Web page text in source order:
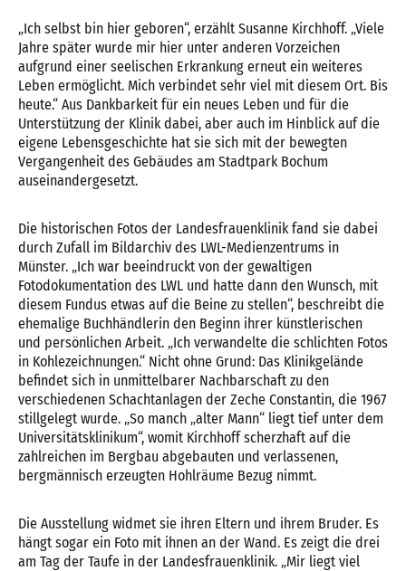
„Ich selbst bin hier geboren“, erzählt Susanne Kirchhoff. „Viele
Jahre später wurde mir hier unter anderen Vorzeichen
aufgrund einer seelischen Erkrankung erneut ein weiteres
Leben ermöglicht. Mich verbindet sehr viel mit diesem Ort. Bis
heute.“ Aus Dankbarkeit für ein neues Leben und für die
Unterstützung der Klinik dabei, aber auch im Hinblick auf die
eigene Lebensgeschichte hat sie sich mit der bewegten
Vergangenheit des Gebäudes am Stadtpark Bochum
auseinandergesetzt.
Die historischen Fotos der Landesfrauenklinik fand sie dabei
durch Zufall im Bildarchiv des LWL-Medienzentrums in
Münster. „Ich war beeindruckt von der gewaltigen
Fotodokumentation des LWL und hatte dann den Wunsch, mit
diesem Fundus etwas auf die Beine zu stellen“, beschreibt die
ehemalige Buchhändlerin den Beginn ihrer künstlerischen
und persönlichen Arbeit. „Ich verwandelte die schlichten Fotos
in Kohlezeichnungen.“ Nicht ohne Grund: Das Klinikgelände
befindet sich in unmittelbarer Nachbarschaft zu den
verschiedenen Schachtanlagen der Zeche Constantin, die 1967
stillgelegt wurde. „So manch „alter Mann“ liegt tief unter dem
Universitätsklinikum“, womit Kirchhoff scherzhaft auf die
zahlreichen im Bergbau abgebauten und verlassenen,
bergmännisch erzeugten Hohlräume Bezug nimmt.
Die Ausstellung widmet sie ihren Eltern und ihrem Bruder. Es
hängt sogar ein Foto mit ihnen an der Wand. Es zeigt die drei
am Tag der Taufe in der Landesfrauenklinik. „Mir liegt viel